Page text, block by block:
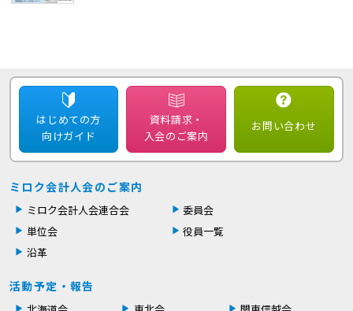
はじめての方
向けガイド
資料請求・
入会のご案内
お問い合わせ
ミロク会計人会のご案内
ミロク会計人会連合会
委員会
単位会
役員一覧
沿革
活動予定・報告